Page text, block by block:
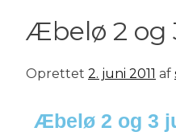
Æbelø 2 og
Oprettet 2. juni 2011 af
Æbelø 2 og 3